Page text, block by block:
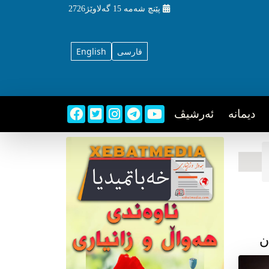
پێنچ شه‌مه‌ 15 گه‌لاوێژ2726
English فارسی
دیمانه ئه‌رشیڤ